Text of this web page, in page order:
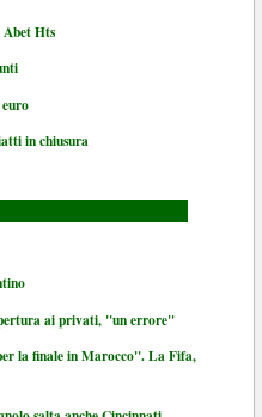
Hts
in chiusura
ai privati, "un errore"
la finale in Marocco". La Fifa,